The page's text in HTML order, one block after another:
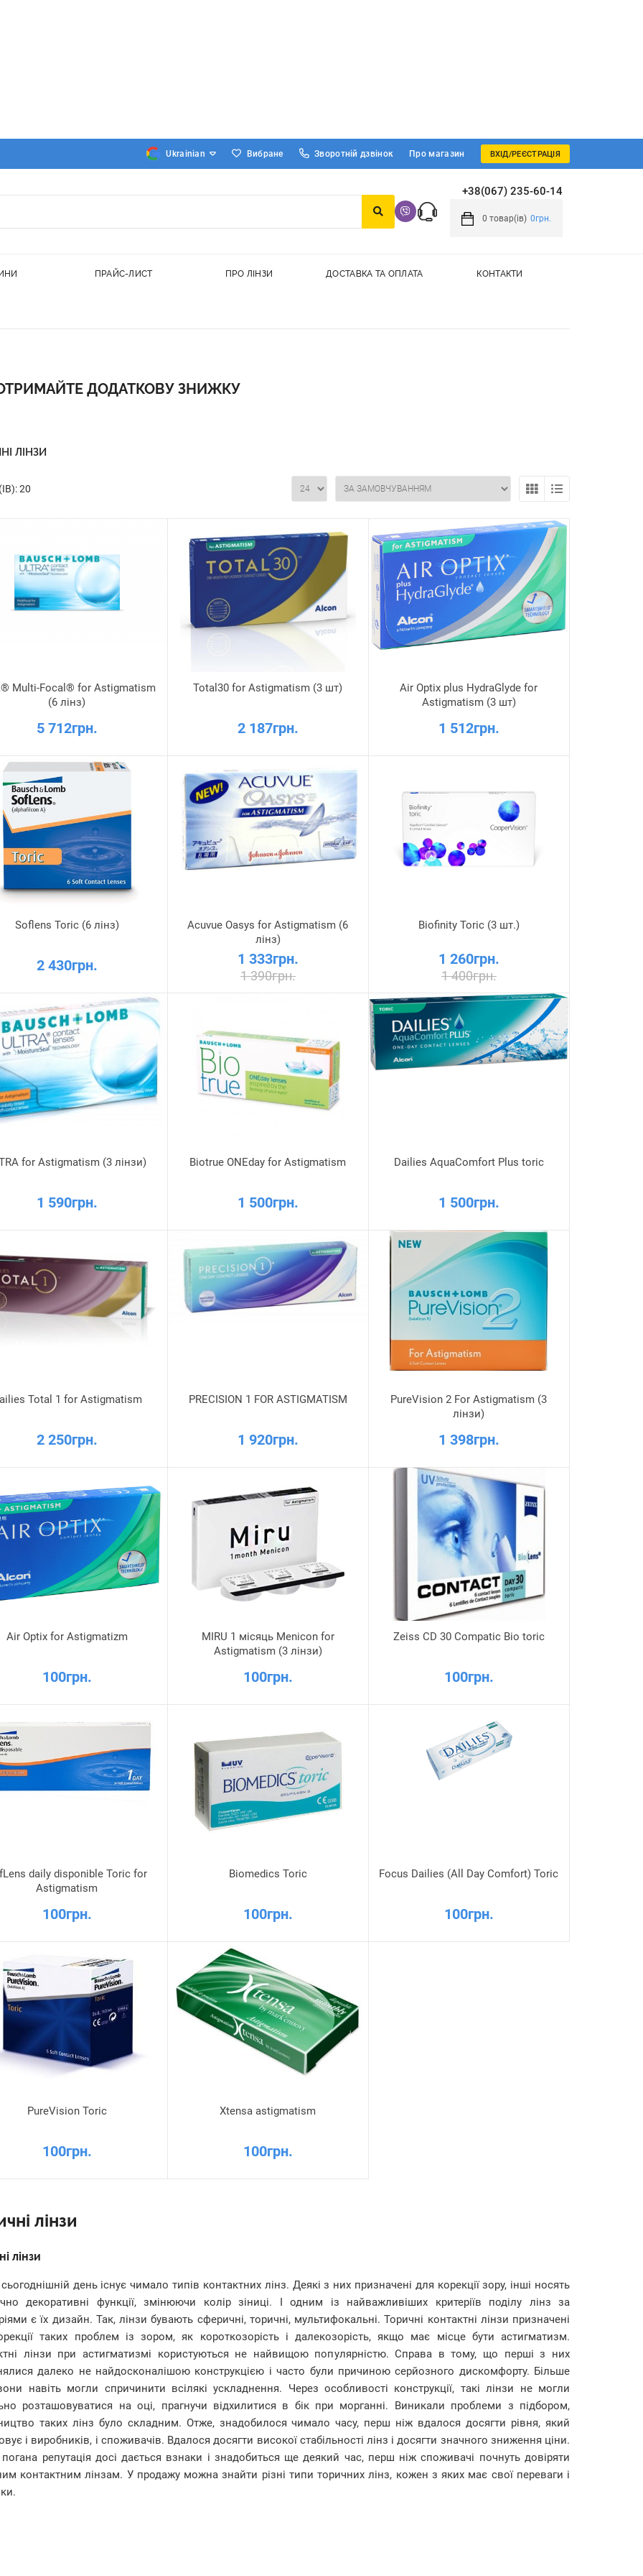
Вибране Зворотній дзвінок Про магазин ВХІД/РЕЄСТРАЦІЯ
+38(067) 235-60-14
0 товар(ів) 0грн.
ПРАЙС-ЛИСТ ПРО ЛІНЗИ ДОСТАВКА ТА ОПЛАТА КОНТАКТИ
ДОДАТКОВУ ЗНИЖКУ
ЛІНЗИ
20
Multi-Focal® for Astigmatism
(6 лінз)
5 712грн.
Total30 for Astigmatism (3 шт)
2 187грн.
Air Optix plus HydraGlyde for
Astigmatism (3 шт)
1 512грн.
Soflens Toric (6 лінз)
2 430грн.
Acuvue Oasys for Astigmatism (6
лінз)
1 333грн.
1 390грн.
Biofinity Toric (3 шт.)
1 260грн.
1 400грн.
for Astigmatism (3 лінзи)
1 590грн.
Biotrue ONEday for Astigmatism
1 500грн.
Dailies AquaComfort Plus toric
1 500грн.
Total 1 for Astigmatism
2 250грн.
PRECISION 1 FOR ASTIGMATISM
1 920грн.
PureVision 2 For Astigmatism (3
лінзи)
1 398грн.
Air Optix for Astigmatizm
100грн.
MIRU 1 місяць Menicon for
Astigmatism (3 лінзи)
100грн.
Zeiss CD 30 Compatic Bio toric
100грн.
daily disponible Toric for
Astigmatism
100грн.
Biomedics Toric
100грн.
Focus Dailies (All Day Comfort) Toric
100грн.
PureVision Toric
100грн.
Xtensa astigmatism
100грн.
лінзи
лінзи
день існує чимало типів контактних лінз. Деякі з них призначені для корекції зору, інші носять
декоративні функції, змінюючи колір зіниці. І одним із найважливіших критеріїв поділу лінз за
є їх дизайн. Так, лінзи бувають сферичні, торичні, мультифокальні. Торичні контактні лінзи призначені
таких проблем із зором, як короткозорість і далекозорість, якщо має місце бути астигматизм.
лінзи при астигматизмі користуються не найвищою популярністю. Справа в тому, що перші з них
далеко не найдосконалішою конструкцією і часто були причиною серйозного дискомфорту. Більше
навіть могли спричинити всілякі ускладнення. Через особливості конструкції, такі лінзи не могли
розташовуватися на оці, прагнучи відхилитися в бік при морганні. Виникали проблеми з підбором,
таких лінз було складним. Отже, знадобилося чимало часу, перш ніж вдалося досягти рівня, який
і виробників, і споживачів. Вдалося досягти високої стабільності лінз і досягти значного зниження ціни.
репутація досі дається взнаки і знадобиться ще деякий час, перш ніж споживачі почнуть довіряти
контактним лінзам. У продажу можна знайти різні типи торичних лінз, кожен з яких має свої переваги і